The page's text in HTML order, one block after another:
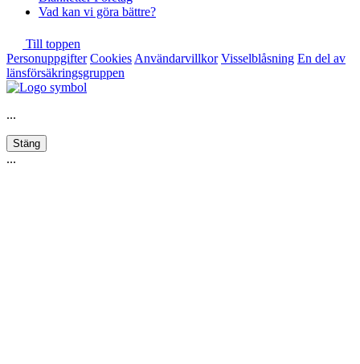
Vad kan vi göra bättre?
Till toppen
Personuppgifter Cookies Användarvillkor Visselblåsning En del av
länsförsäkringsgruppen
...
Stäng
...